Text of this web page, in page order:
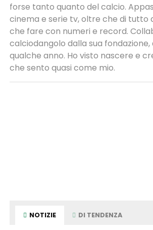
forse tanto quanto del calcio.
cinema e serie tv, oltre che di tutto
che fare con numeri e record.
calciodangolo dalla sua
qualche anno. Ho visto nascere e
che sento quasi come mio.
NOTIZIE DI TENDENZA